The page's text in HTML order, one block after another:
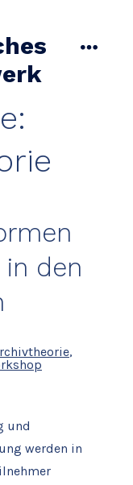
den
,
und
werden in